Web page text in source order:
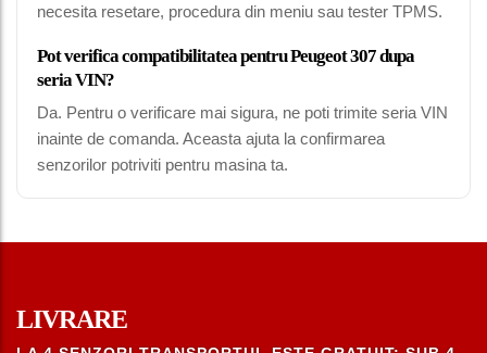
necesita resetare, procedura din meniu sau tester TPMS.
Pot verifica compatibilitatea pentru Peugeot 307 dupa
seria VIN?
Da. Pentru o verificare mai sigura, ne poti trimite seria VIN
inainte de comanda. Aceasta ajuta la confirmarea
senzorilor potriviti pentru masina ta.
LIVRARE